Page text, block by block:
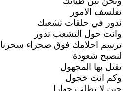
نفلسف الامور
ندور في حلقات تشعبك
وانت حول التشعب تدور
ترسم احلامك فوق صحراء سحرنا
لنصبح شعوذة
تقتل بها المجهول
وكم انت خجول